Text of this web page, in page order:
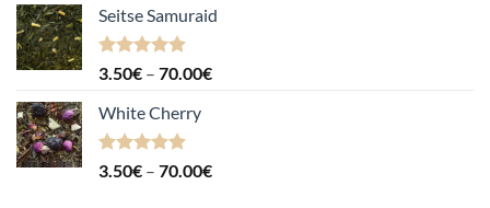
Seitse Samuraid
Hinnanguga
3.50€ – 70.00€Hinnavahemik:
White Cherry
Hinnanguga
3.50€ – 70.00€Hinnavahemik: